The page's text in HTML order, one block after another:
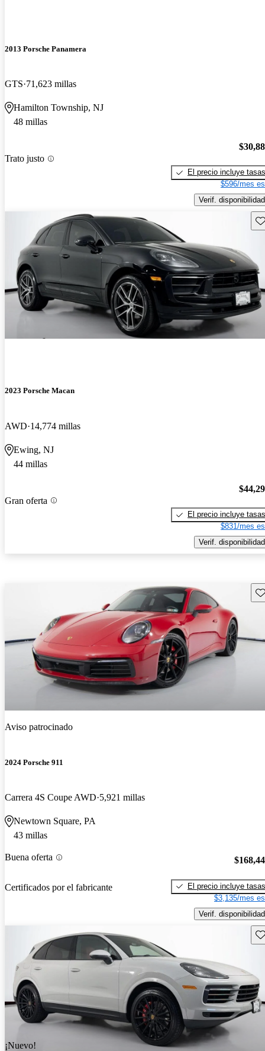
2013 Porsche Panamera
GTS 71,623 millas
Hamilton Township, NJ
48 millas
Trato justo
El precio incluye tasas
$596/mes
Verif. disponibilidad
2023 Porsche Macan
AWD 14,774 millas
Ewing, NJ
44 millas
Gran oferta
El precio incluye tasas
$831/mes
Verif. disponibilidad
Aviso patrocinado
2024 Porsche 911
Carrera 4S Coupe AWD 5,921 millas
Newtown Square, PA
43 millas
Buena oferta
Certificados por el fabricante
El precio incluye tasas
$3,135/mes
Verif. disponibilidad
¡Nuevo!